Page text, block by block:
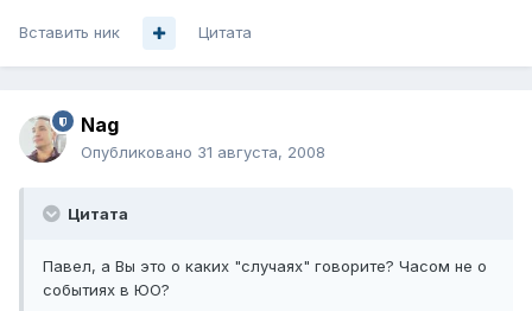
Вставить ник Цитата
Nag
Опубликовано 31 августа, 2008
Цитата
Павел, а Вы это о каких "случаях" говорите? Часом не о
событиях в ЮО?